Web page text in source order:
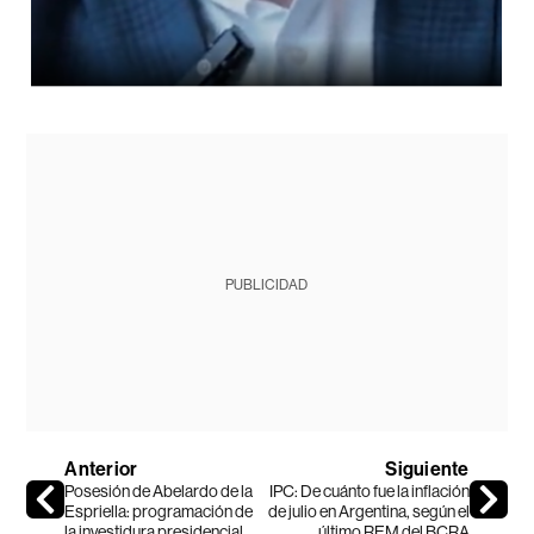
PUBLICIDAD
Anterior
Posesión de Abelardo de la
Espriella: programación de
Siguiente
IPC: De cuánto fue la inflación
de julio en Argentina, según el